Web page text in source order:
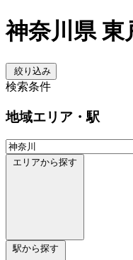
神奈川県 東
絞り込み
検索条件
地域エリア・駅
エリアから探す
駅から探す